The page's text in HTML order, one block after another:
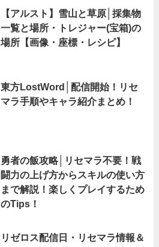
【アルスト】雪山と草原│採集物
一覧と場所・トレジャー(宝箱)の
場所【画像・座標・レシピ】
東方LostWord│配信開始！リセ
マラ手順やキャラ紹介まとめ！
勇者の飯攻略│リセマラ不要！戦
闘力の上げ方からスキルの使い方
まで解説！楽しくプレイするため
のTips！
リゼロス配信日・リセマラ情報＆